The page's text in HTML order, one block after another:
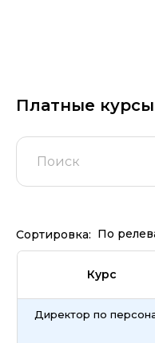
Платные курсы
Сортировка: По
Курс
Директор по